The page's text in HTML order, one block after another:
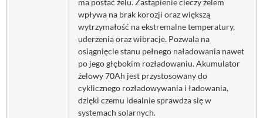
wpływa na brak korozji oraz większą
wytrzymałość na ekstremalne temperatury,
uderzenia oraz wibracje. Pozwala na
osiągnięcie stanu pełnego naładowania nawet
po jego głębokim rozładowaniu. Akumulator
żelowy 70Ah jest przystosowany do
cyklicznego rozładowywania i ładowania,
dzięki czemu idealnie sprawdza się w
systemach solarnych.